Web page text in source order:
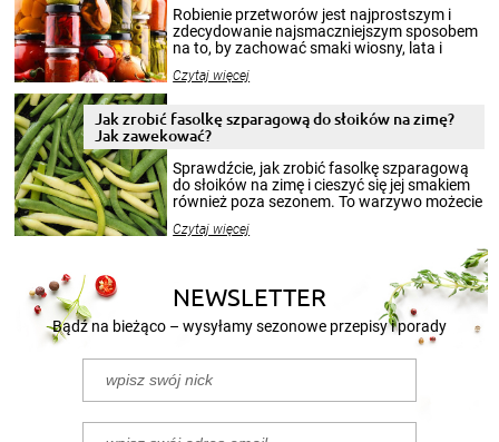
Robienie przetworów jest najprostszym i
zdecydowanie najsmaczniejszym sposobem
na to, by zachować smaki wiosny, lata i
krajobrazów, by cieszyć nimi oko w sezonie
pełni poczuć atmosferę cieplejszych
miesięcy. Przygotowanie słoików ze
smakowitą zawartością musi obejmować
patenty, które pozwolą zachować świeżość
przetworów.
Czytaj więcej
Jak zrobić fasolkę szparagową do słoików na zimę?
Jak zawekować?
Sprawdźcie, jak zrobić fasolkę szparagową
do słoików na zimę i cieszyć się jej smakiem
również poza sezonem. To warzywo możecie
nasze propozycje!
Czytaj więcej
NEWSLETTER
Bądź na bieżąco – wysyłamy sezonowe przepisy i porady